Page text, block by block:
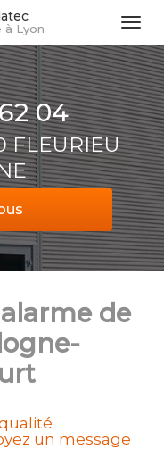
à Lyon
04
FLEURIEU
de
un message